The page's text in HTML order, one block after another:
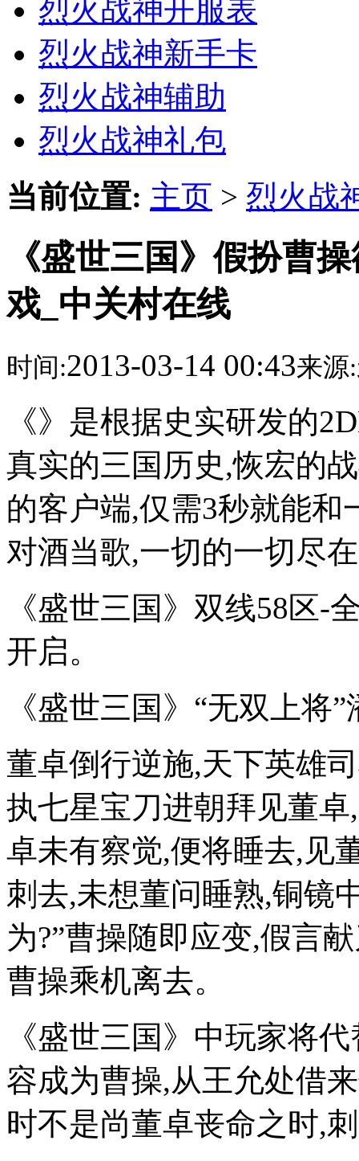
烈火战神开服表
烈火战神新手卡
烈火战神辅助
烈火战神礼包
当前位置: 主页 > 烈火战
《盛世三国》假扮曹
戏_中关村在线
时间:2013-03-14 00:43来源:
《》是根据史实研发的
真实的三国历史,恢宏的
的客户端,仅需3秒就能
对酒当歌,一切的一切尽
《盛世三国》双线58区-
开启。
《盛世三国》“无双上将
董卓倒行逆施,天下英雄
执七星宝刀进朝拜见董
卓未有察觉,便将睡去,见
刺去,未想董问睡熟,铜镜
为?”曹操随即应变,假言
曹操乘机离去。
《盛世三国》中玩家将
容成为曹操,从王允处借
时不是尚董卓丧命之时,